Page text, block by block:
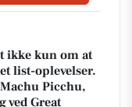
ikke kun om at
list-oplevelser.
Picchu,
ved Great